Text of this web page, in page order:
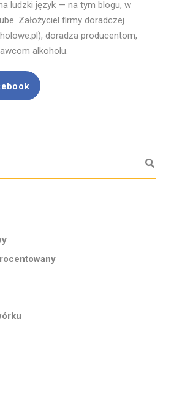
ludzki język — na tym blogu, w
Założyciel firmy doradczej
doradza producentom,
alkoholu.